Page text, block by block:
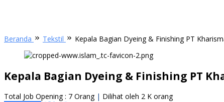
Beranda Tekstil Kepala Bagian Dyeing & Finishing PT
Kepala Bagian Dyeing & Finishing PT
Total Job Opening : 7 Orang | Dilihat oleh 2 K orang